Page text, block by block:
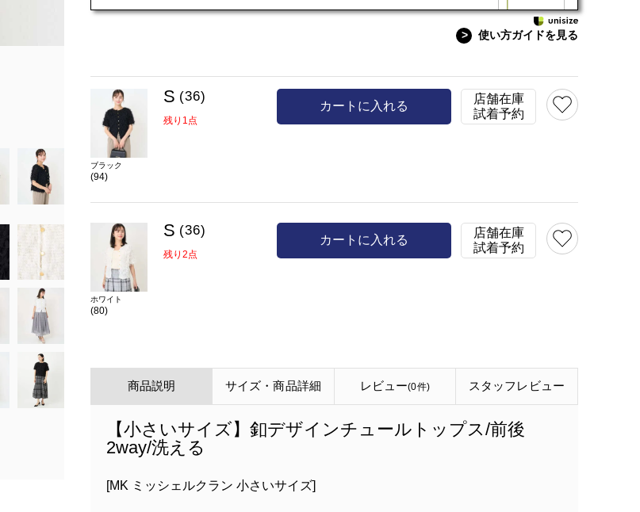
model:H153 B78 W58 H83 着用サイズ:S
残り2点
カラー
model:H153 B78 W58 H83
> 使い方ガイドを見る
ブラック
(94)
S (36)
残り1点
カートに入れる
店舗在庫
試着予約
ホワイト
(80)
S (36)
残り2点
カートに入れる
店舗在庫
試着予約
商品説明 サイズ・商品詳細 レビュー(0件) スタッフ レビュー
【小さいサイズ】釦デザインチュールトップス/前後
2way/洗える
[MK ミッシェルクラン 小さいサイズ]